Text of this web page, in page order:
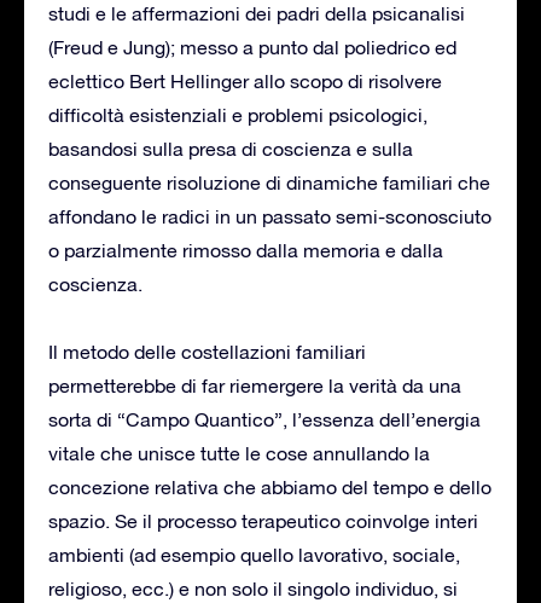
studi e le affermazioni dei padri della psicanalisi
(Freud e Jung); messo a punto dal poliedrico ed
eclettico Bert Hellinger allo scopo di risolvere
difficoltà esistenziali e problemi psicologici,
basandosi sulla presa di coscienza e sulla
conseguente risoluzione di dinamiche familiari che
affondano le radici in un passato semi-sconosciuto
o parzialmente rimosso dalla memoria e dalla
coscienza.
Il metodo delle costellazioni familiari
permetterebbe di far riemergere la verità da una
sorta di “Campo Quantico”, l’essenza dell’energia
vitale che unisce tutte le cose annullando la
concezione relativa che abbiamo del tempo e dello
spazio. Se il processo terapeutico coinvolge interi
ambienti (ad esempio quello lavorativo, sociale,
religioso, ecc.) e non solo il singolo individuo, si